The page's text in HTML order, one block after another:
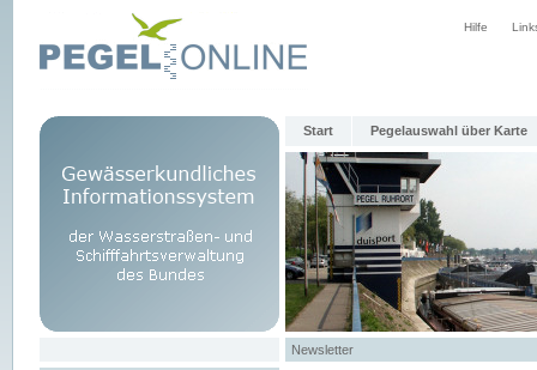
Hilfe
Start Pegelauswahl über Karte
Newsletter